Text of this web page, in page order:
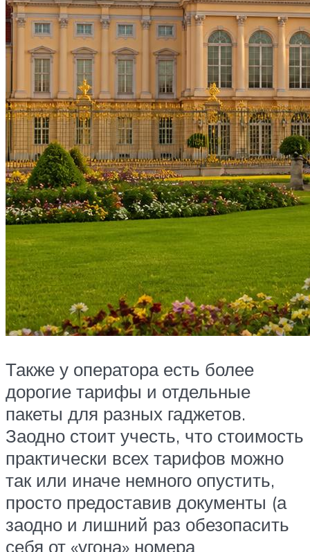
Также у оператора есть более
дорогие тарифы и отдельные
пакеты для разных гаджетов.
Заодно стоит учесть, что стоимость
практически всех тарифов можно
так или иначе немного опустить,
просто предоставив документы (а
заодно и лишний раз обезопасить
себя от «угона» номера